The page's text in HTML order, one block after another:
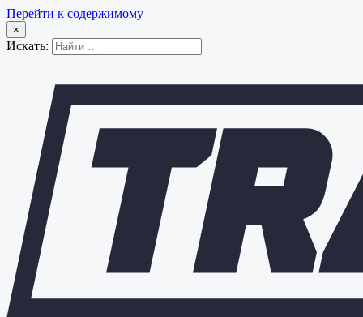
Перейти к содержимому
×
Искать: